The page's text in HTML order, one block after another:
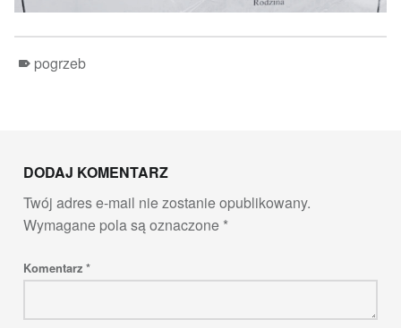
pogrzeb
DODAJ KOMENTARZ
Twój adres e-mail nie zostanie opublikowany.
Wymagane pola są oznaczone *
Komentarz *